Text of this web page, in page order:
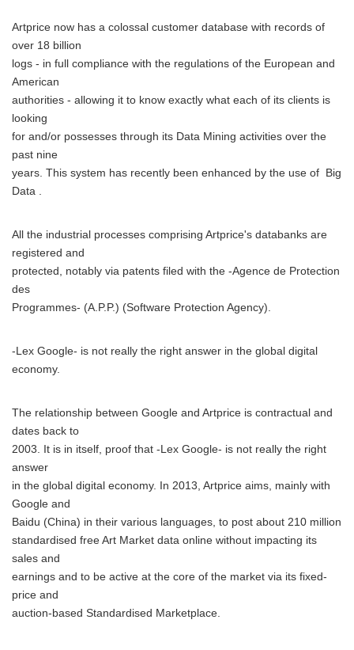
Artprice now has a colossal customer database with records of
over 18 billion
logs - in full compliance with the regulations of the European and
American
authorities - allowing it to know exactly what each of its clients is
looking
for and/or possesses through its Data Mining activities over the
past nine
years. This system has recently been enhanced by the use of Big
Data .
All the industrial processes comprising Artprice's databanks are
registered and
protected, notably via patents filed with the -Agence de Protection
des
Programmes- (A.P.P.) (Software Protection Agency).
-Lex Google- is not really the right answer in the global digital
economy.
The relationship between Google and Artprice is contractual and
dates back to
2003. It is in itself, proof that -Lex Google- is not really the right
answer
in the global digital economy. In 2013, Artprice aims, mainly with
Google and
Baidu (China) in their various languages, to post about 210 million
standardised free Art Market data online without impacting its
sales and
earnings and to be active at the core of the market via its fixed-
price and
auction-based Standardised Marketplace.